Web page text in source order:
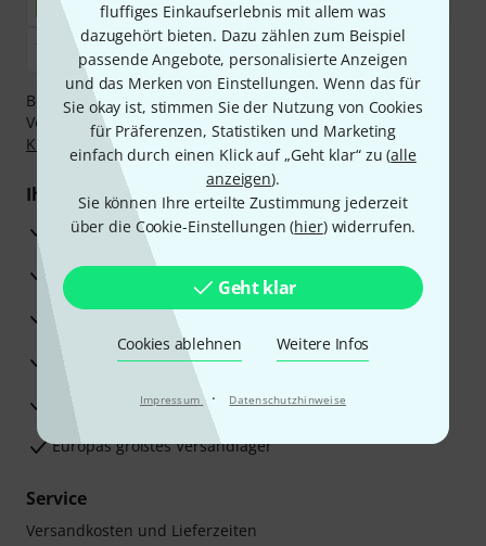
fluffiges Einkaufserlebnis mit allem was
dazugehört bieten. Dazu zählen zum Beispiel
passende Angebote, personalisierte Anzeigen
und das Merken von Einstellungen. Wenn das für
Sie okay ist, stimmen Sie der Nutzung von Cookies
für Präferenzen, Statistiken und Marketing
einfach durch einen Klick auf „Geht klar“ zu (alle
anzeigen).
Sie können Ihre erteilte Zustimmung jederzeit
über die Cookie-Einstellungen (hier) widerrufen.
Geht klar
Cookies ablehnen Weitere Infos
Impressum · Datenschutzhinweise
Bezahlen Sie vertraulich und sicher per Nachnahme,
Vorkasse, PayPal, Amazon Pay, Klarna Sofort bezahlen
Klarna Ratenzahlungoder Kreditkarte.
Ihre Vorteile
3 Jahre Thomann Garantie
30 Tage Money-Back-Garantie
Reparaturservice
Beratung durch Fachexperten
Zufriedenheitsgarantie
Europas größtes Versandlager
Service
Versandkosten und Lieferzeiten